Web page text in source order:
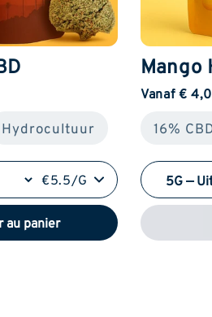
Hydrocultuur
€5.5/G
au panier
Mango
Vanaf €
16%